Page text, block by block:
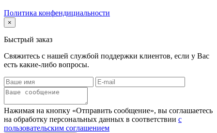
Политика конфендициальности
×
Быстрый заказ
Свяжитесь с нашей службой поддержки клиентов, если у Вас
есть какие-либо вопросы.
Нажимая на кнопку «Отправить сообщение», вы соглашаетесь
на обработку персональных данных в соответствии с
пользовательским соглашением